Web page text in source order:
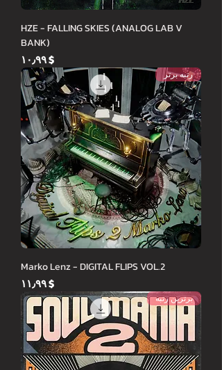
HZE - FALLING SKIES (ANALOG LAB V
BANK)
Price
$ ۱۰٫۹۹
رتبه برتر
Marko Lenz - DIGITAL FLIPS VOL.2
Price
$ ۱۱٫۹۹
برترین رتبه